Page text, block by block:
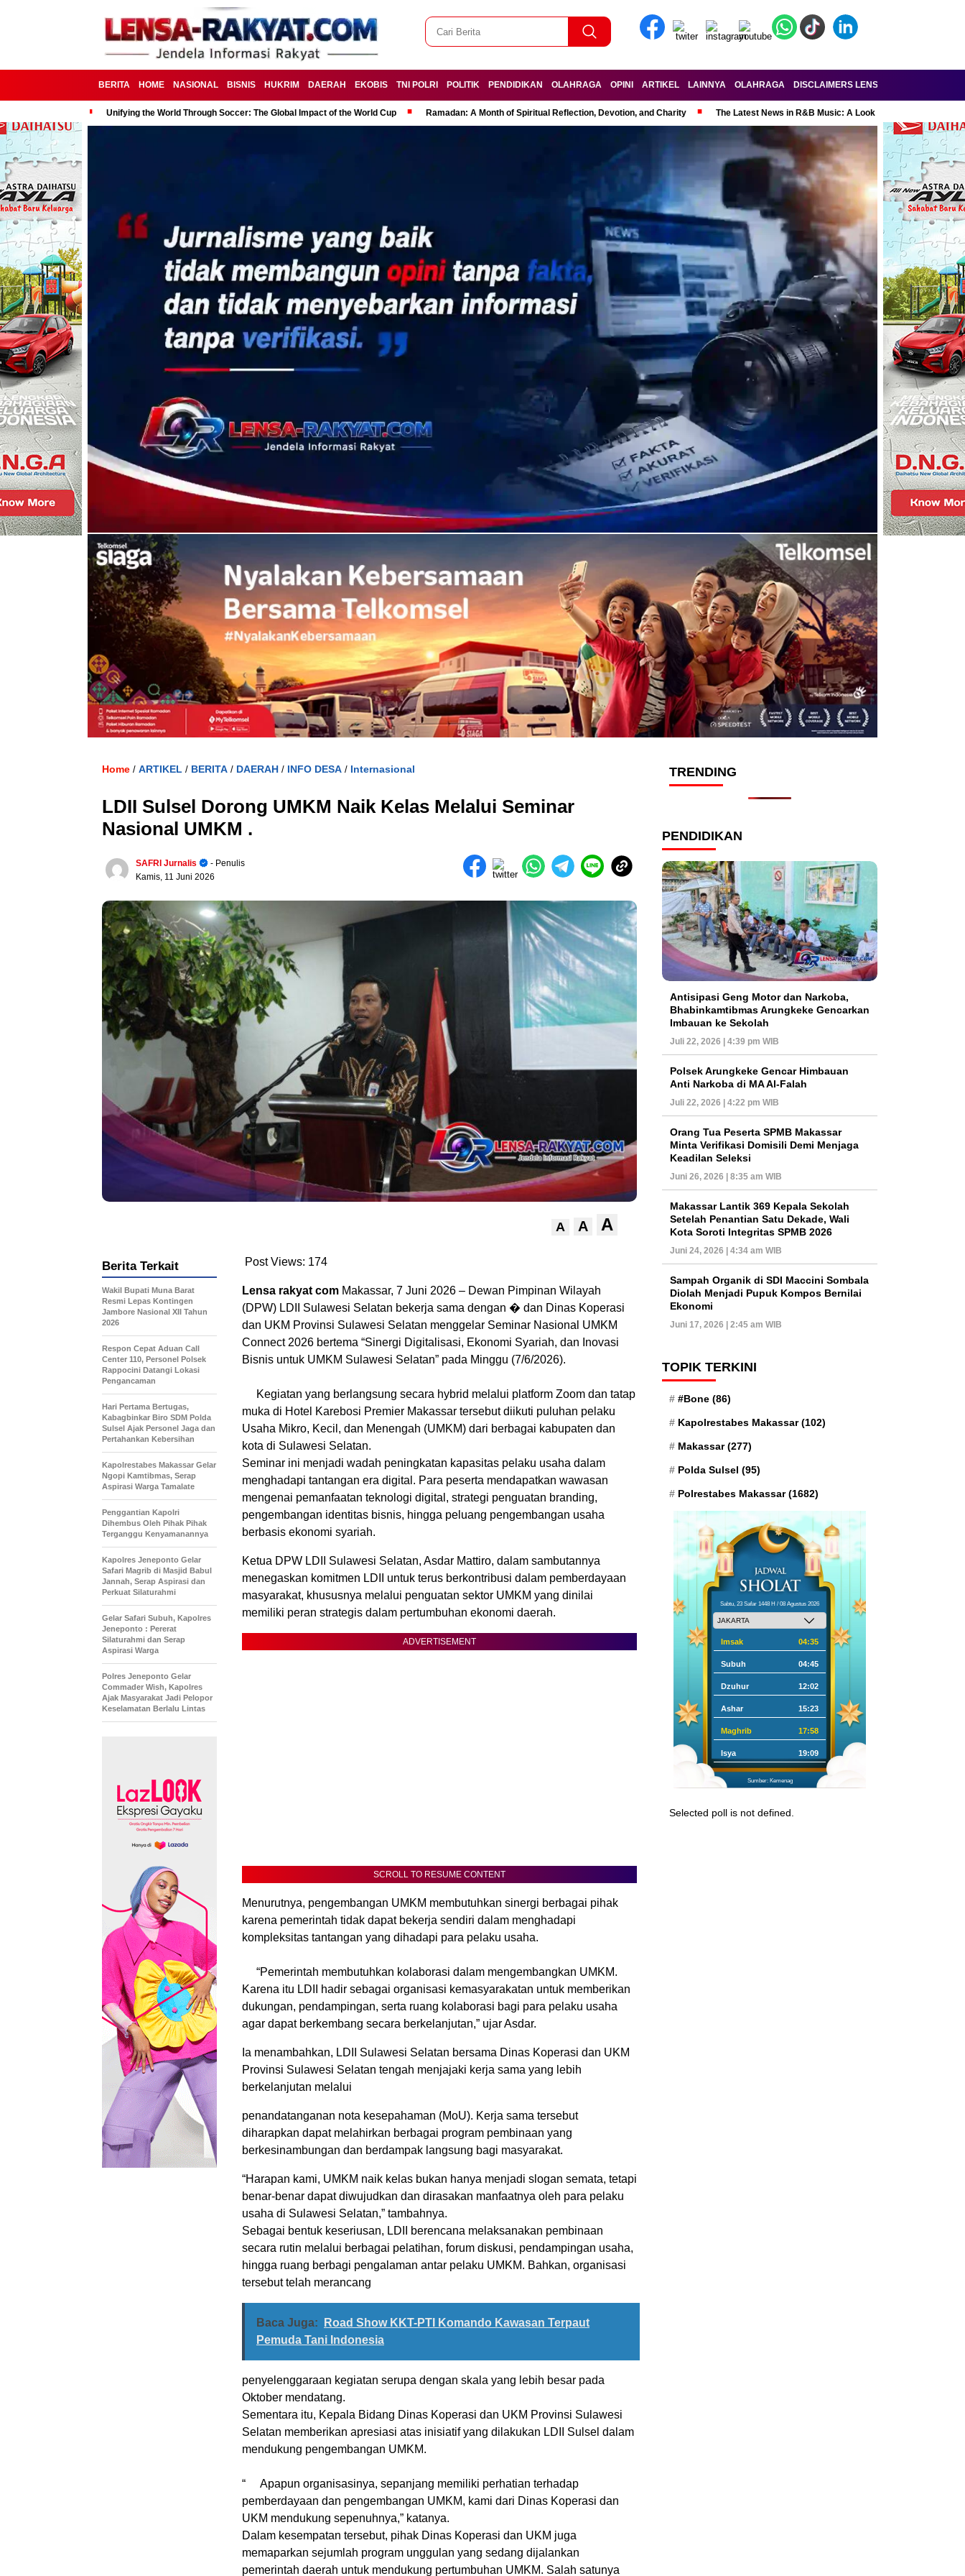
BERITA HOME NASIONAL BISNIS HUKRIM DAERAH EKOBIS TNI POLRI POLITIK PENDIDIKAN OLAHRAGA OPINI ARTIKEL LAINNYA OLAHRAGA DISCLAIMERS LENSA-RAKYAT.COM
Unifying the World Through Soccer: The Global Impact of the World Cup Ramadan: A Month of Spiritual Reflection, Devotion, and Charity The Latest News in R&B Music: A Look at Super Bowl
Home / ARTIKEL / BERITA / DAERAH / INFO DESA / Internasional
LDII Sulsel Dorong UMKM Naik Kelas Melalui Seminar
Nasional UMKM .
SAFRI Jurnalis
- Penulis
Kamis, 11 Juni 2026
A A A
Post Views: 174
Lensa rakyat com Makassar, 7 Juni 2026 – Dewan Pimpinan Wilayah
(DPW) LDII Sulawesi Selatan bekerja sama dengan � dan Dinas Koperasi
dan UKM Provinsi Sulawesi Selatan menggelar Seminar Nasional UMKM
Connect 2026 bertema “Sinergi Digitalisasi, Ekonomi Syariah, dan Inovasi
Bisnis untuk UMKM Sulawesi Selatan” pada Minggu (7/6/2026).
Kegiatan yang berlangsung secara hybrid melalui platform Zoom dan tatap
muka di Hotel Karebosi Premier Makassar tersebut diikuti puluhan pelaku
Usaha Mikro, Kecil, dan Menengah (UMKM) dari berbagai kabupaten dan
kota di Sulawesi Selatan.
Seminar ini menjadi wadah peningkatan kapasitas pelaku usaha dalam
menghadapi tantangan era digital. Para peserta mendapatkan wawasan
mengenai pemanfaatan teknologi digital, strategi penguatan branding,
pengembangan identitas bisnis, hingga peluang pengembangan usaha
berbasis ekonomi syariah.
Ketua DPW LDII Sulawesi Selatan, Asdar Mattiro, dalam sambutannya
menegaskan komitmen LDII untuk terus berkontribusi dalam pemberdayaan
masyarakat, khususnya melalui penguatan sektor UMKM yang dinilai
memiliki peran strategis dalam pertumbuhan ekonomi daerah.
ADVERTISEMENT
SCROLL TO RESUME CONTENT
Menurutnya, pengembangan UMKM membutuhkan sinergi berbagai pihak
karena pemerintah tidak dapat bekerja sendiri dalam menghadapi
kompleksitas tantangan yang dihadapi para pelaku usaha.
“Pemerintah membutuhkan kolaborasi dalam mengembangkan UMKM.
Karena itu LDII hadir sebagai organisasi kemasyarakatan untuk memberikan
dukungan, pendampingan, serta ruang kolaborasi bagi para pelaku usaha
agar dapat berkembang secara berkelanjutan,” ujar Asdar.
Ia menambahkan, LDII Sulawesi Selatan bersama Dinas Koperasi dan UKM
Provinsi Sulawesi Selatan tengah menjajaki kerja sama yang lebih
berkelanjutan melalui
penandatanganan nota kesepahaman (MoU). Kerja sama tersebut
diharapkan dapat melahirkan berbagai program pembinaan yang
berkesinambungan dan berdampak langsung bagi masyarakat.
“Harapan kami, UMKM naik kelas bukan hanya menjadi slogan semata, tetapi
benar-benar dapat diwujudkan dan dirasakan manfaatnya oleh para pelaku
usaha di Sulawesi Selatan,” tambahnya.
Sebagai bentuk keseriusan, LDII berencana melaksanakan pembinaan
secara rutin melalui berbagai pelatihan, forum diskusi, pendampingan usaha,
hingga ruang berbagi pengalaman antar pelaku UMKM. Bahkan, organisasi
tersebut telah merancang
Baca Juga:
Road Show KKT-PTI Komando Kawasan Terpaut
Pemuda Tani Indonesia
penyelenggaraan kegiatan serupa dengan skala yang lebih besar pada
Oktober mendatang.
Sementara itu, Kepala Bidang Dinas Koperasi dan UKM Provinsi Sulawesi
Selatan memberikan apresiasi atas inisiatif yang dilakukan LDII Sulsel dalam
mendukung pengembangan UMKM.
“
Apapun organisasinya, sepanjang memiliki perhatian terhadap
pemberdayaan dan pengembangan UMKM, kami dari Dinas Koperasi dan
UKM mendukung sepenuhnya,” katanya.
Dalam kesempatan tersebut, pihak Dinas Koperasi dan UKM juga
memaparkan sejumlah program unggulan yang sedang dijalankan
pemerintah daerah untuk mendukung pertumbuhan UMKM. Salah satunya
Berita Terkait
Wakil Bupati Muna Barat
Resmi Lepas Kontingen
Jambore Nasional XII Tahun
2026
Respon Cepat Aduan Call
Center 110, Personel Polsek
Rappocini Datangi Lokasi
Pengancaman
Hari Pertama Bertugas,
Kabagbinkar Biro SDM Polda
Sulsel Ajak Personel Jaga dan
Pertahankan Kebersihan
Kapolrestabes Makassar Gelar
Ngopi Kamtibmas, Serap
Aspirasi Warga Tamalate
Penggantian Kapolri
Dihembus Oleh Pihak Pihak
Terganggu Kenyamanannya
Kapolres Jeneponto Gelar
Safari Magrib di Masjid Babul
Jannah, Serap Aspirasi dan
Perkuat Silaturahmi
Gelar Safari Subuh, Kapolres
Jeneponto : Pererat
Silaturahmi dan Serap
Aspirasi Warga
Polres Jeneponto Gelar
Commader Wish, Kapolres
Ajak Masyarakat Jadi Pelopor
Keselamatan Berlalu Lintas
TRENDING
PENDIDIKAN
Antisipasi Geng Motor dan Narkoba,
Bhabinkamtibmas Arungkeke Gencarkan
Imbauan ke Sekolah
Juli 22, 2026 | 4:39 pm WIB
Polsek Arungkeke Gencar Himbauan
Anti Narkoba di MA Al-Falah
Juli 22, 2026 | 4:22 pm WIB
Orang Tua Peserta SPMB Makassar
Minta Verifikasi Domisili Demi Menjaga
Keadilan Seleksi
Juni 26, 2026 | 8:35 am WIB
Makassar Lantik 369 Kepala Sekolah
Setelah Penantian Satu Dekade, Wali
Kota Soroti Integritas SPMB 2026
Juni 24, 2026 | 4:34 am WIB
Sampah Organik di SDI Maccini Sombala
Diolah Menjadi Pupuk Kompos Bernilai
Ekonomi
Juni 17, 2026 | 2:45 am WIB
TOPIK TERKINI
#Bone (86)
Kapolrestabes Makassar(102)
Makassar(277)
Polda Sulsel (95)
Polrestabes Makassar(1682)
Sabtu, 23 Safar 1448 H / 08 Agustus 2026
Imsak 04:35
Subuh 04:45
Dzuhur 12:02
Ashar 15:23
Maghrib 17:58
Isya 19:09
Sumber: Kemenag
Selected poll is not defined.